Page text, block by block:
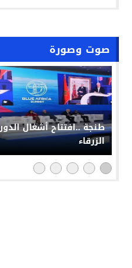
صوت وصورة
طنجة ..افتتاح أشغال
الزرقاء